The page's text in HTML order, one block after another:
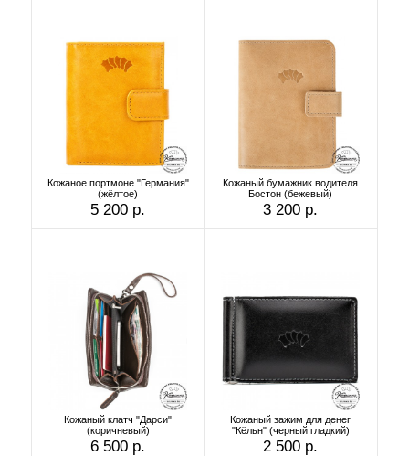
Кожаное портмоне "Германия"
(жёлтое)
5 200 р.
Кожаный бумажник водителя
Бостон (бежевый)
3 200 р.
Кожаный клатч "Дарси"
(коричневый)
6 500 р.
Кожаный зажим для денег
"Кёльн" (черный гладкий)
2 500 р.